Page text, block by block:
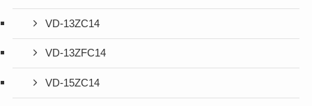
VD-13ZC14
VD-13ZFC14
VD-15ZC14